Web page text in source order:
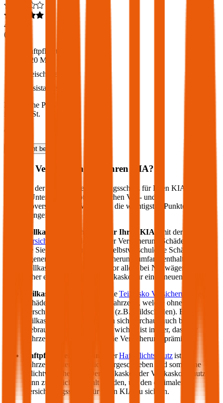
4,6
(
Haftpflicht
€ 20 Mio.
Freischaden
Assistance
Monatliche Prämie
inkl. mVSt.
€ 37,08
Haftpflicht berechnen
Welche Versicherung für Ihren KIA?
Wie sieht der optimale Versicherungsschutz für Ihren KIA
Welche Unterschiede gibt es zwischen Voll- und
Teilkaskoversicherung? Wir haben die wichtigsten Punkte für Sie
zusammengefasst:
Vollkasko Versicherung für Ihren KIA mit der
Versicherung
werden von der Versicherung Schäden gedeckt,
die Sie verursachen – auch selbstverschuldete Schäden am
eigenen Auto sind im Versicherungsumfang enthalten. Ein
Vollkaskoschutz zahlt sich vor allem bei Neuwägen aus,
daher empfiehlt sich die Vollkasko für einen neuen
Teilkasko Versicherung:
dieTeilkasko Versicherung
Schäden an Ihrem eigenen Fahrzeug, welche ohne Ihr
Verschulden entstanden sind (z.B. Wildschäden). Eine
Teilkasko Versicherung kann sich durchaus auch bei
Gebrauchtwägen auszahlen: wichtig ist immer, dass der
Fahrzeugwert höher ist als die Versicherungsprämie.
Haftpflichtversicherung
: derHaftpflichtschutzist für
Fahrzeughalter gesetzlich vorgeschrieben und somit eine
Pflichtversicherung. Der Teilkasko oder Vollkasko Schutz
kann zusätzlich gewählt werden, um den optimalen
Versicherungsschutz für Ihren KIA
zu sichern.